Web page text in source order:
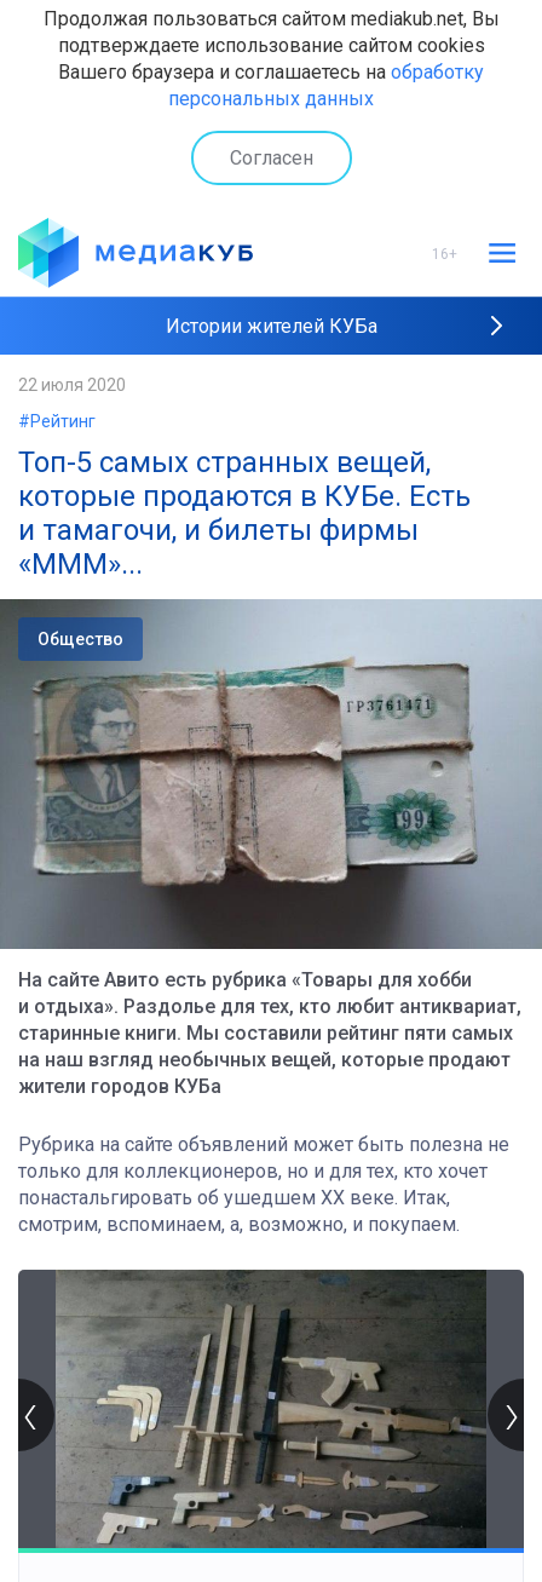
Продолжая пользоваться сайтом mediakub.net, Вы
подтверждаете использование сайтом cookies
Вашего браузера и соглашаетесь на обработку
персональных данных
Согласен
16+
Истории жителей КУБа
22 июля 2020
#Рейтинг
Топ-5 самых странных вещей,
которые продаются в КУБе. Есть
и тамагочи, и билеты фирмы
«МММ»...
Общество
На сайте Авито есть рубрика «Товары для хобби
и отдыха». Раздолье для тех, кто любит антиквариат,
старинные книги. Мы составили рейтинг пяти самых
на наш взгляд необычных вещей, которые продают
жители городов КУБа
Рубрика на сайте объявлений может быть полезна не
только для коллекционеров, но и для тех, кто хочет
понастальгировать об ушедшем XX веке. Итак,
смотрим, вспоминаем, а, возможно, и покупаем.